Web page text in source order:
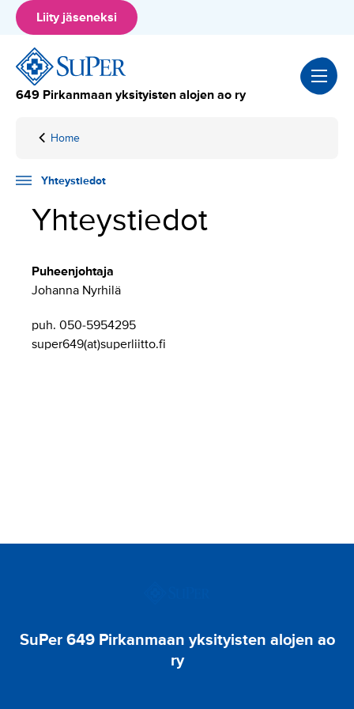
Hyppää
sisältöön
Liity jäseneksi
649 Pirkanmaan yksityisten alojen ao ry
Home
Yhteystiedot
Yhteystiedot
Yhteystiedot
Puheenjohtaja
Johanna Nyrhilä
puh. 050-5954295
super649(at)superliitto.fi
SuPer 649 Pirkanmaan yksityisten alojen ao
ry